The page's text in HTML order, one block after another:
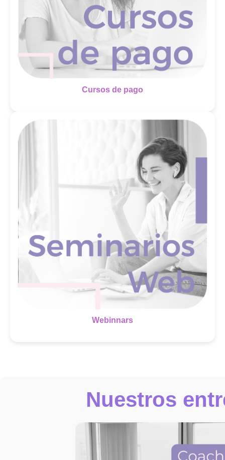
Cursos de pago
Webinnars
Nuestros